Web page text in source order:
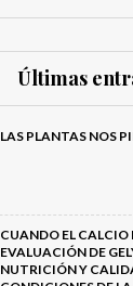
Últimas
LAS PLANTAS NOS
CUANDO EL
EVALUACIÓN DE
NUTRICIÓN Y